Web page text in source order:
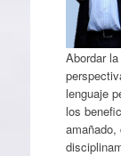
Abordar
lenguaje
los